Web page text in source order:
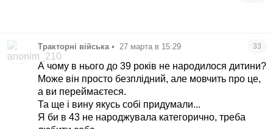
Тракторні війська • 27 марта в 15:29 33
А чому в нього до 39 років не народилося дитини?
Може він просто безплідний, але мовчить про це,
а ви переймаєтеся.
Та ще і вину якусь собі придумали...
Я би в 43 не народжувала категорично, треба